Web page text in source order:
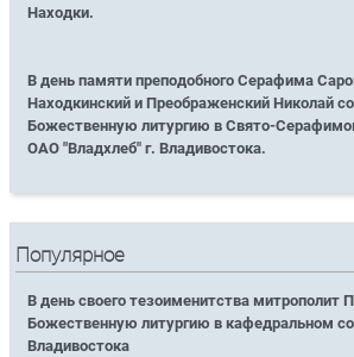
Находки.
В день памяти преподобного Серафима
Находкинский и Преображенский Николай
Божественную литургию в Свято-
ОАО "Владхлеб" г. Владивостока.
Популярное
В день своего тезоименитства митрополит
Божественную литургию в кафедральном
Владивостока